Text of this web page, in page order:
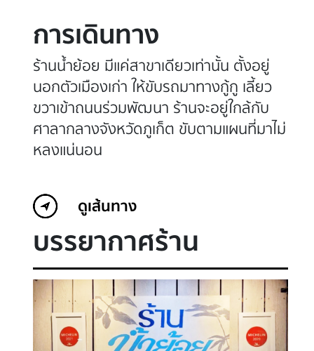
การเดินทาง
ร้านน้ำย้อย มีแค่สาขาเดียวเท่านั้น ตั้งอยู่
นอกตัวเมืองเก่า ให้ขับรถมาทางกู้กู เลี้ยว
ขวาเข้าถนนร่วมพัฒนา ร้านจะอยู่ใกล้กับ
ศาลากลางจังหวัดภูเก็ต ขับตามแผนที่มาไม่
หลงแน่นอน
ดูเส้นทาง
บรรยากาศร้าน